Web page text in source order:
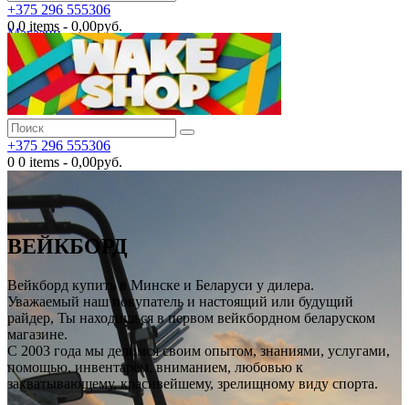
+375 296 555306
0 0 items - 0,00руб.
Магазин
+375 296 555306
0 0 items - 0,00руб.
ВЕЙКБОРД
Вейкборд купить в Минске и Беларуси у дилера.
Уважаемый наш покупатель и настоящий или будущий
райдер, Ты находишься в первом вейкбордном беларуском
магазине.
С 2003 года мы делимся своим опытом, знаниями, услугами,
помощью, инвентарём, вниманием, любовью к
захватывающему, красивейшему, зрелищному виду спорта.